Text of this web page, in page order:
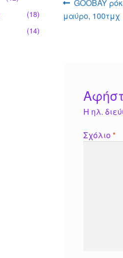
g
άρθρων
άρθρο:
GOOBAY
μαύρο, 100τμχ
Η ηλ.
Σχόλιο*
(18)
(14)